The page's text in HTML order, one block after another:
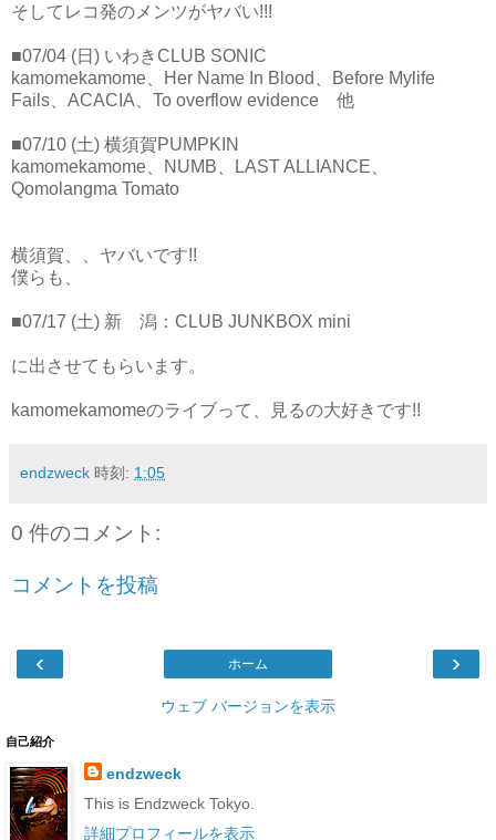
そしてレコ発のメンツがヤバい!!!
■07/04 (日) いわきCLUB SONIC
kamomekamome、Her Name In Blood、Before Mylife
Fails、ACACIA、To overflow evidence 他
■07/10 (土) 横須賀PUMPKIN
kamomekamome、NUMB、LAST ALLIANCE、
Qomolangma Tomato
横須賀、、ヤバいです!!
僕らも、
■07/17 (土) 新 潟：CLUB JUNKBOX mini
に出させてもらいます。
kamomekamomeのライブって、見るの大好きです!!
endzweck 時刻: 1:05
0 件のコメント:
コメントを投稿
‹ ›
ホーム
ウェブ バージョンを表示
自己紹介
endzweck
This is Endzweck Tokyo.
詳細プロフィールを表示